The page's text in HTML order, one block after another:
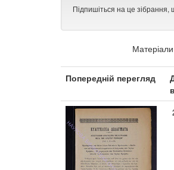
Підпишіться на це
Попередній перегляд